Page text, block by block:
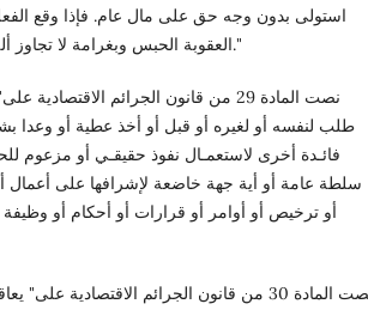
استولى بدون وجه حق على مال عام. فإذا وقع
العقوبة الحبس وبغرامة لا تجاوز ألف دينار أو إحدى هاتين العقوبتين."
نصت المادة 29 من قانون الجرائم
طلب لنفسه أو لغيره أو قبل أو أخذ عطية أو وعدا
فائـدة أخرى لاستعمـال نفوذ حقيقـي أو مزعوم
سلطة عامة أو أية جهة خاضعة لإشرافها على أعمال أو
أو ترخيص أو أوامر أو قرارات أو أحكام أو
نصت المادة 30 من قانون الجرائم